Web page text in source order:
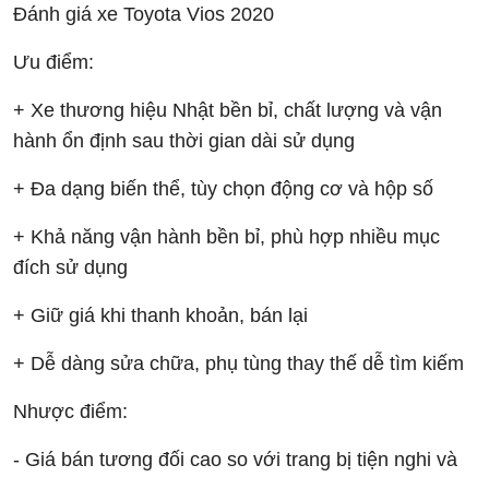
Đánh giá xe Toyota Vios 2020
Ưu điểm:
+ Xe thương hiệu Nhật bền bỉ, chất lượng và vận
hành ổn định sau thời gian dài sử dụng
+ Đa dạng biến thể, tùy chọn động cơ và hộp số
+ Khả năng vận hành bền bỉ, phù hợp nhiều mục
đích sử dụng
+ Giữ giá khi thanh khoản, bán lại
+ Dễ dàng sửa chữa, phụ tùng thay thế dễ tìm kiếm
Nhược điểm:
- Giá bán tương đối cao so với trang bị tiện nghi và